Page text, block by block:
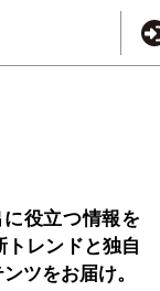
役立つ情報を
レンドと独自
ツをお届け。